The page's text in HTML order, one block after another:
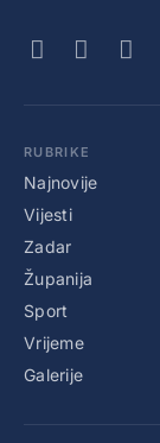
RUBRIKE
Najnovije
Vijesti
Zadar
Županija
Sport
Vrijeme
Galerije